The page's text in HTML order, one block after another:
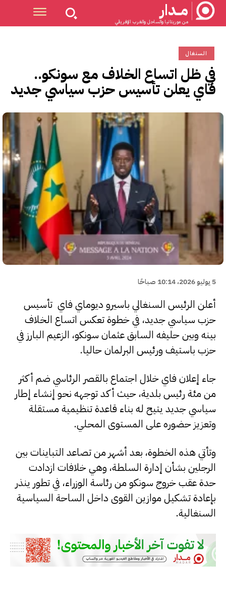
مــدار
من موريتانيا والساحل والغرب الإفريقي
السنغال
في ظل اتساع الخلاف مع سونكو..
فاي يعلن تأسيس حزب سياسي جديد
5 يوليو 2026، 10:14 صباحًا
أعلن الرئيس السنغالي باسيرو ديوماي فاي تأسيس
حزب سياسي جديد، في خطوة تعكس اتساع الخلاف
بينه وبين حليفه السابق عثمان سونكو، الزعيم البارز في
حزب باستيف ورئيس البرلمان حاليا.
جاء إعلان فاي خلال اجتماع بالقصر الرئاسي ضم أكثر
من مئة رئيس بلدية، حيث أكد توجهه نحو إنشاء إطار
سياسي جديد يتيح له بناء قاعدة تنظيمية مستقلة
وتعزيز حضوره على المستوى المحلي.
وتأتي هذه الخطوة، بعد أشهر من تصاعد التباينات بين
الرجلين بشأن إدارة السلطة، وهي خلافات ازدادت
حدة عقب خروج سونكو من رئاسة الوزراء، في تطور ينذر
بإعادة تشكيل موازين القوى داخل الساحة السياسية
السنغالية.